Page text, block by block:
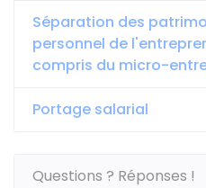
Séparation des
personnel de
compris du micro-
Portage salarial
Questions ? Réponses !